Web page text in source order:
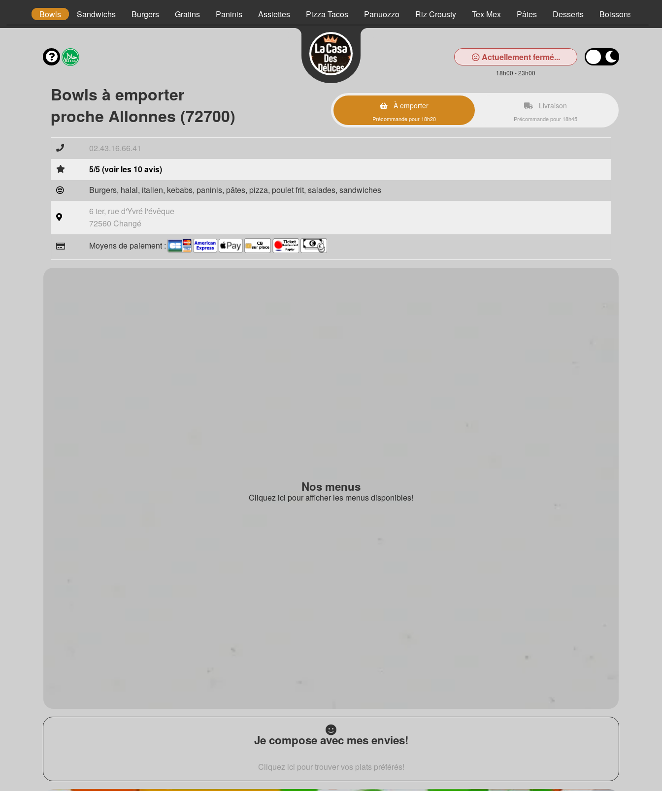
Bowls Sandwichs Burgers Gratins Paninis Assiettes Pizza Tacos Panuozzo Riz Crousty Tex Mex Pâtes Desserts Boissons
Actuellement fermé...
18h00 - 23h00
Bowls à emporter
proche Allonnes (72700)
À emporter
Précommande pour 18h20
Livraison
Précommande pour 18h45
02.43.16.66.41
5/5 (voir les 10 avis)
Burgers, halal, italien, kebabs, paninis, pâtes, pizza, poulet frit, salades, sandwiches
6 ter, rue d'Yvré l'évêque
72560 Changé
Moyens de paiement :
Nos menus
Cliquez ici pour afficher les menus disponibles!
Je compose avec mes envies!
Cliquez ici pour trouver vos plats préférés!